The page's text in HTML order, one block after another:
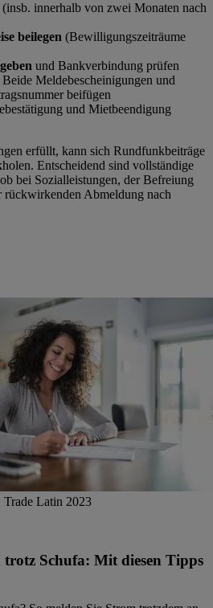
(insb. innerhalb von zwei Monaten nach
beilegen (Bewilligungszeiträume
und Bankverbindung prüfen
Beide Meldebescheinigungen und
beifügen
und Mietbeendigung
erfüllt, kann sich Rundfunkbeiträge
Entscheidend sind vollständige
bei Sozialleistungen, der Befreiung
Abmeldung nach
Latin 2023
trotz Schufa: Mit diesen Tipps